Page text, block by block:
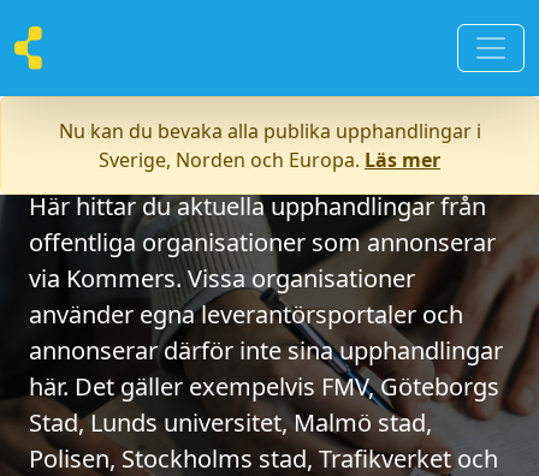
Nu kan du bevaka alla publika upphandlingar i
Sverige, Norden och Europa. Läs mer
Välkommen
Här hittar du aktuella upphandlingar från
offentliga organisationer som annonserar
via Kommers. Vissa organisationer
använder egna leverantörsportaler och
annonserar därför inte sina upphandlingar
här. Det gäller exempelvis FMV, Göteborgs
Stad, Lunds universitet, Malmö stad,
Polisen, Stockholms stad, Trafikverket och